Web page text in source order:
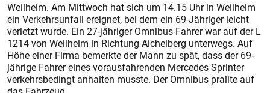
Weilheim. Am Mittwoch hat sich um 14.15 Uhr in Weilheim
ein Verkehrsunfall ereignet, bei dem ein 69-Jähriger leicht
verletzt wurde. Ein 27-jähriger Omnibus-Fahrer war auf der L
1214 von Weilheim in Richtung Aichelberg unterwegs. Auf
Höhe einer Firma bemerkte der Mann zu spät, dass der 69-
jährige Fahrer eines vorausfahrenden Mercedes Sprinter
verkehrsbedingt anhalten musste. Der Omnibus prallte auf